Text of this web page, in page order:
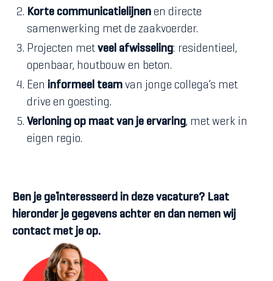
Korte communicatielijnen en directe
samenwerking met de zaakvoerder.
Projecten met veel afwisseling: residentieel,
openbaar, houtbouw en beton.
Een informeel team van jonge collega’s met
drive en goesting.
Verloning op maat van je ervaring, met werk in
eigen regio.
Ben je geïnteresseerd in deze vacature? Laat
hieronder je gegevens achter en dan nemen wij
contact met je op.